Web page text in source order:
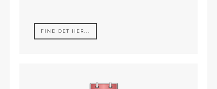
FIND DET HER...